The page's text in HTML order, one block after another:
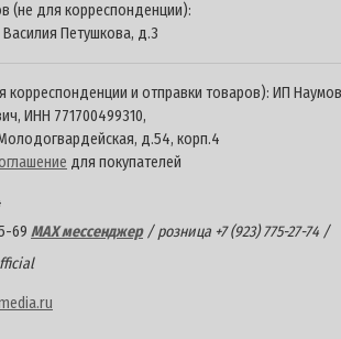
(не для корреспонденции):
Василия Петушкова, д.3
корреспонденции и отправки товаров): ИП Наумов
ИНН 771700499310,
Молодогвардейская, д.54, корп.4
для покупателей
69 MAX мессенджер/ розница +7 (923) 775-27-74 /